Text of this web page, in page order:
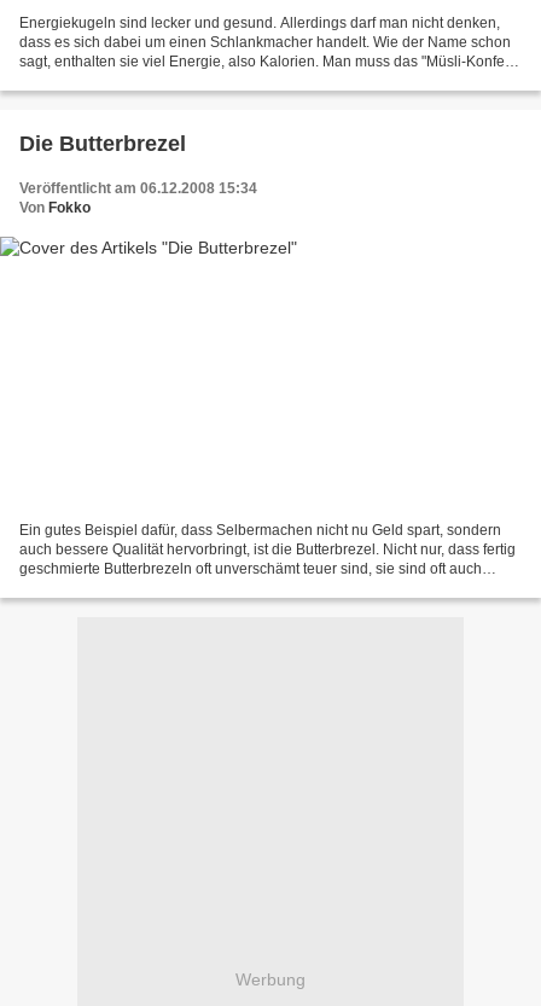
Energiekugeln sind lecker und gesund. Allerdings darf man nicht denken,
dass es sich dabei um einen Schlankmacher handelt. Wie der Name schon
sagt, enthalten sie viel Energie, also Kalorien. Man muss das "Müsli-Konfekt"
Die Butterbrezel
Veröffentlicht am 06.12.2008 15:34
Von Fokko
Ein gutes Beispiel dafür, dass Selbermachen nicht nu Geld spart, sondern
auch bessere Qualität hervorbringt, ist die Butterbrezel. Nicht nur, dass fertig
geschmierte Butterbrezeln oft unverschämt teuer sind, sie sind oft auch
Werbung